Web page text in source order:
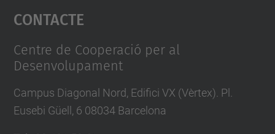
powered by
Contacte
Centre de Cooperació per al
Desenvolupament
Campus Diagonal Nord, Edifici VX (Vèrtex). Pl.
Eusebi Güell, 6 08034 Barcelona